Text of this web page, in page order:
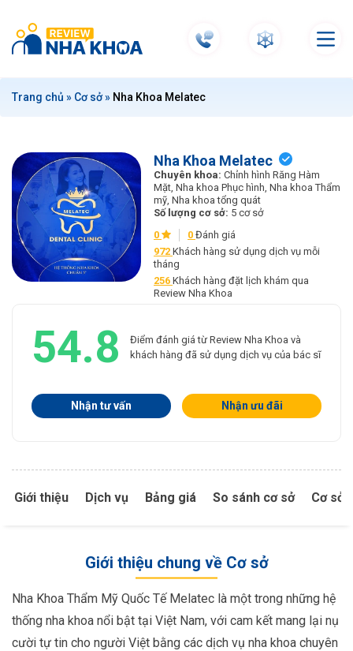
t
Trang chủ » Cơ sở» Nha Khoa Melatec
Nha Khoa Melatec
Chuyên khoa: Chỉnh hình Răng Hàm
Mặt, Nha khoa Phục hình, Nha khoa Thẩm
mỹ, Nha khoa tổng quát
Số lượng cơ sở: 5 cơ sở
0
0 Đánh giá
972 Khách hàng sử dụng dịch vụ mỗi
tháng
256 Khách hàng đặt lịch khám qua
Review Nha Khoa
54.8
Điểm đánh giá từ Review Nha Khoa và
khách hàng đã sử dụng dịch vụ của bác sĩ
Nhận tư vấn Nhận ưu đãi
Giới thiệu Dịch vụ Bảng giá So sánh cơ sở Cơ sở
Giới thiệu chung về Cơ sở
Nha Khoa Thẩm Mỹ Quốc Tế Melatec là một trong những hệ
thống nha khoa nổi bật tại Việt Nam, với cam kết mang lại nụ
cười tự tin cho người Việt bằng các dịch vụ nha khoa chuyên